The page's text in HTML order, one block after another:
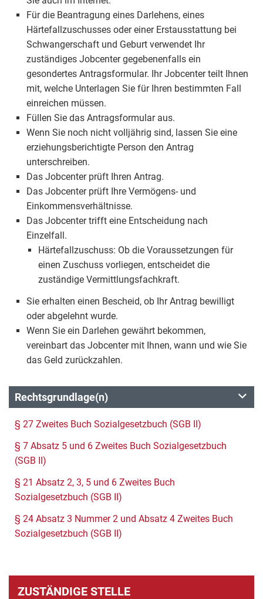
Für die Beantragung eines Darlehens, eines
Härtefallzuschusses oder einer Erstausstattung bei
Schwangerschaft und Geburt verwendet Ihr
zuständiges Jobcenter gegebenenfalls ein
gesondertes Antragsformular. Ihr Jobcenter teilt Ihnen
mit, welche Unterlagen Sie für Ihren bestimmten Fall
einreichen müssen.
Füllen Sie das Antragsformular aus.
Wenn Sie noch nicht volljährig sind, lassen Sie eine
erziehungsberichtigte Person den Antrag
unterschreiben.
Das Jobcenter prüft Ihren Antrag.
Das Jobcenter prüft Ihre Vermögens- und
Einkommensverhältnisse.
Das Jobcenter trifft eine Entscheidung nach
Einzelfall.
Härtefallzuschuss: Ob die Voraussetzungen für
einen Zuschuss vorliegen, entscheidet die
zuständige Vermittlungsfachkraft.
Sie erhalten einen Bescheid, ob Ihr Antrag bewilligt
oder abgelehnt wurde.
Wenn Sie ein Darlehen gewährt bekommen,
vereinbart das Jobcenter mit Ihnen, wann und wie Sie
das Geld zurückzahlen.
Rechtsgrundlage(n)
§ 27 Zweites Buch Sozialgesetzbuch (SGB II)
§ 7 Absatz 5 und 6 Zweites Buch Sozialgesetzbuch
(SGB II)
§ 21 Absatz 2, 3, 5 und 6 Zweites Buch
Sozialgesetzbuch (SGB II)
§ 24 Absatz 3 Nummer 2 und Absatz 4 Zweites Buch
Sozialgesetzbuch (SGB II)
ZUSTÄNDIGE STELLE